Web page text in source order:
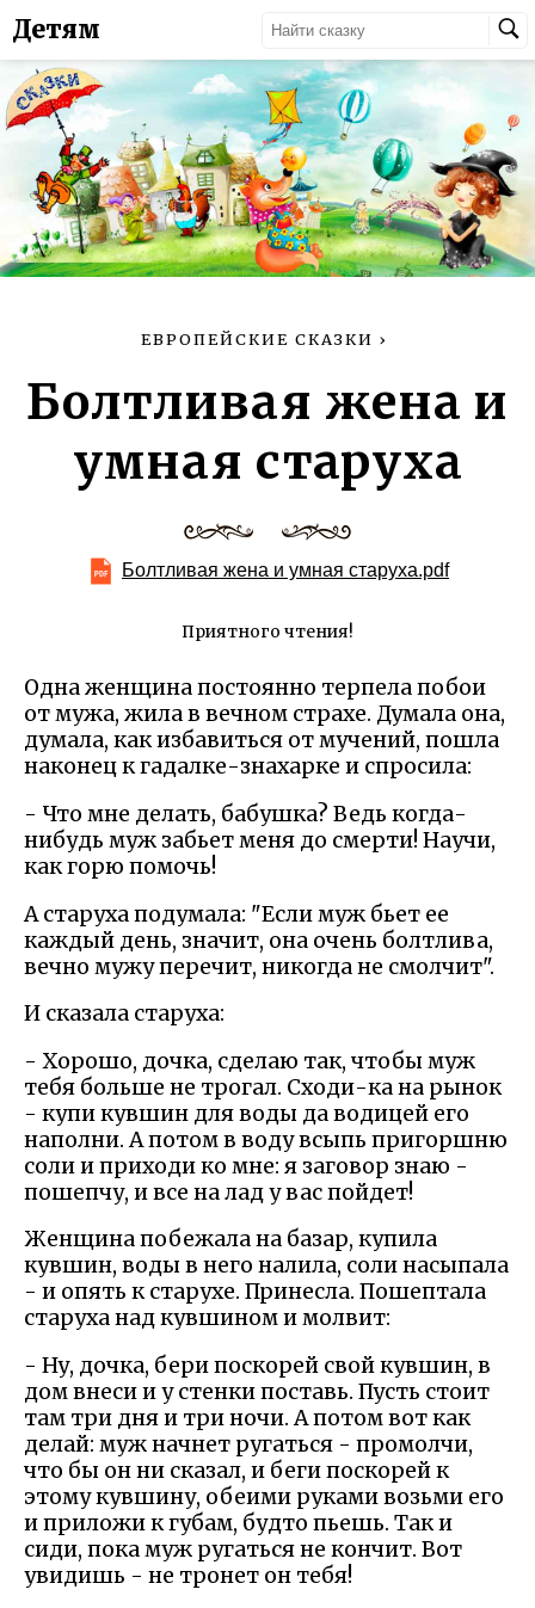
Детям
ЕВРОПЕЙСКИЕ СКАЗКИ ›
Болтливая жена и
умная старуха
Болтливая жена и умная старуха.pdf
Приятного чтения!
Одна женщина постоянно терпела побои
от мужа, жила в вечном страхе. Думала она,
думала, как избавиться от мучений, пошла
наконец к гадалке-знахарке и спросила:
- Что мне делать, бабушка? Ведь когда-
нибудь муж забьет меня до смерти! Научи,
как горю помочь!
А старуха подумала: "Если муж бьет ее
каждый день, значит, она очень болтлива,
вечно мужу перечит, никогда не смолчит".
И сказала старуха:
- Хорошо, дочка, сделаю так, чтобы муж
тебя больше не трогал. Сходи-ка на рынок
- купи кувшин для воды да водицей его
наполни. А потом в воду всыпь пригоршню
соли и приходи ко мне: я заговор знаю -
пошепчу, и все на лад у вас пойдет!
Женщина побежала на базар, купила
кувшин, воды в него налила, соли насыпала
- и опять к старухе. Принесла. Пошептала
старуха над кувшином и молвит:
- Ну, дочка, бери поскорей свой кувшин, в
дом внеси и у стенки поставь. Пусть стоит
там три дня и три ночи. А потом вот как
делай: муж начнет ругаться - промолчи,
что бы он ни сказал, и беги поскорей к
этому кувшину, обеими руками возьми его
и приложи к губам, будто пьешь. Так и
сиди, пока муж ругаться не кончит. Вот
увидишь - не тронет он тебя!